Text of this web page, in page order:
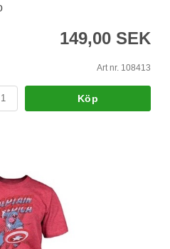
149,00 SEK
Art nr. 108413
Köp